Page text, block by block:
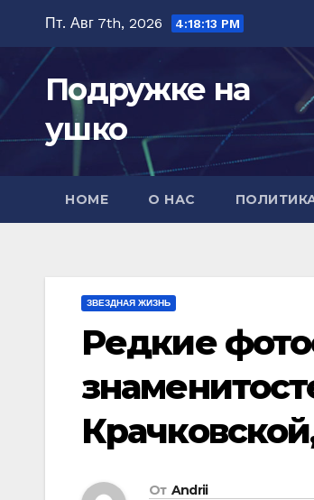
содержимому
Пт. Авг 7th, 2026 4:18:15 PM
Подружке на
ушко
HOME О НАС
ЗВЕЗДНАЯ ЖИЗНЬ
Редкие
От Andrii